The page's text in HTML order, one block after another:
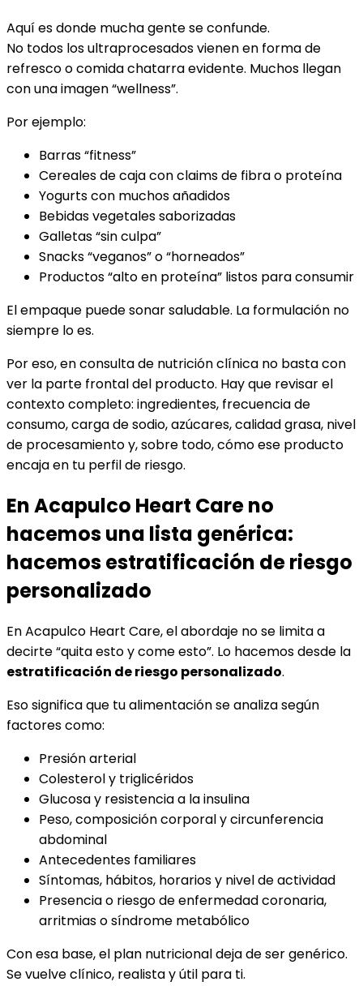
Aquí es donde mucha gente se confunde.
No todos los ultraprocesados vienen en forma de
refresco o comida chatarra evidente. Muchos llegan
con una imagen “wellness”.
Por ejemplo:
Barras “fitness”
Cereales de caja con claims de fibra o proteína
Yogurts con muchos añadidos
Bebidas vegetales saborizadas
Galletas “sin culpa”
Snacks “veganos” o “horneados”
Productos “alto en proteína” listos para consumir
El empaque puede sonar saludable. La formulación no
siempre lo es.
Por eso, en consulta de nutrición clínica no basta con
ver la parte frontal del producto. Hay que revisar el
contexto completo: ingredientes, frecuencia de
consumo, carga de sodio, azúcares, calidad grasa, nivel
de procesamiento y, sobre todo, cómo ese producto
encaja en tu perfil de riesgo.
En Acapulco Heart Care no
hacemos una lista genérica:
hacemos estratificación de riesgo
personalizado
En Acapulco Heart Care, el abordaje no se limita a
decirte “quita esto y come esto”. Lo hacemos desde la
estratificación de riesgo personalizado.
Eso significa que tu alimentación se analiza según
factores como:
Presión arterial
Colesterol y triglicéridos
Glucosa y resistencia a la insulina
Peso, composición corporal y circunferencia
abdominal
Antecedentes familiares
Síntomas, hábitos, horarios y nivel de actividad
Presencia o riesgo de enfermedad coronaria,
arritmias o síndrome metabólico
Con esa base, el plan nutricional deja de ser genérico.
Se vuelve clínico, realista y útil para ti.